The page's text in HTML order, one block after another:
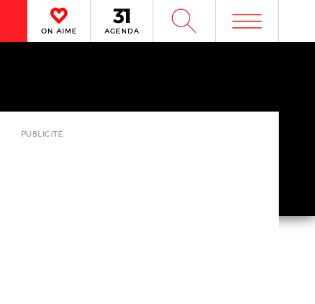
ON AIME AGENDA W m
PUBLICITÉ